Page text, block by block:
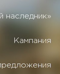
наследник»
Кампания